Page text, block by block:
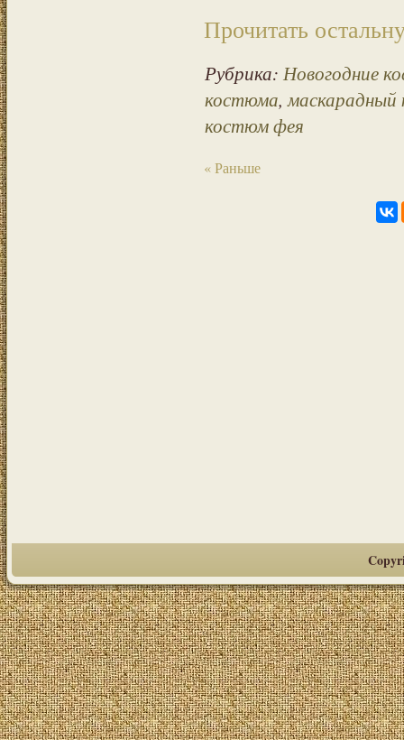
Прочитать
Рубрика: Новогодние
костюма,
костюм фея
« Раньше